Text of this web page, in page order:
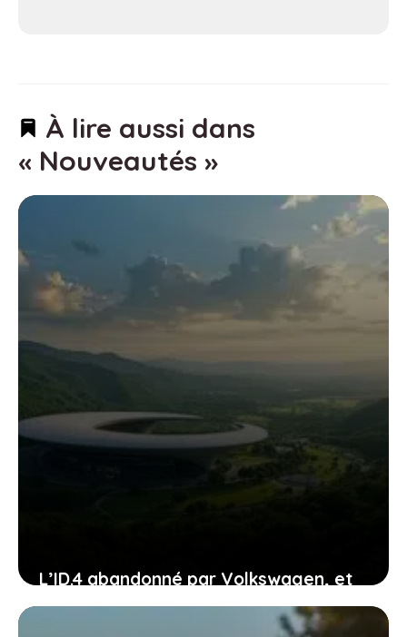
À lire aussi dans
« Nouveautés »
L’ID.4 abandonné par Volkswagen, et
si c’était le début d’une nouvelle ère